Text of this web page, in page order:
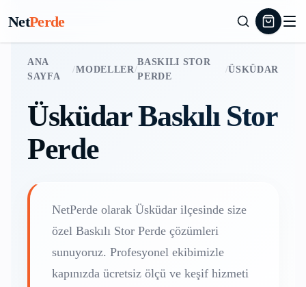
NetPerde
ANA
SAYFA
/MODELLER/
BASKILI STOR
PERDE
/ÜSKÜDAR
ÜsküdarBaskılı Stor
Perde
NetPerde olarak Üsküdar ilçesinde size
özel Baskılı Stor Perde çözümleri
sunuyoruz. Profesyonel ekibimizle
kapınızda ücretsiz ölçü ve keşif hizmeti